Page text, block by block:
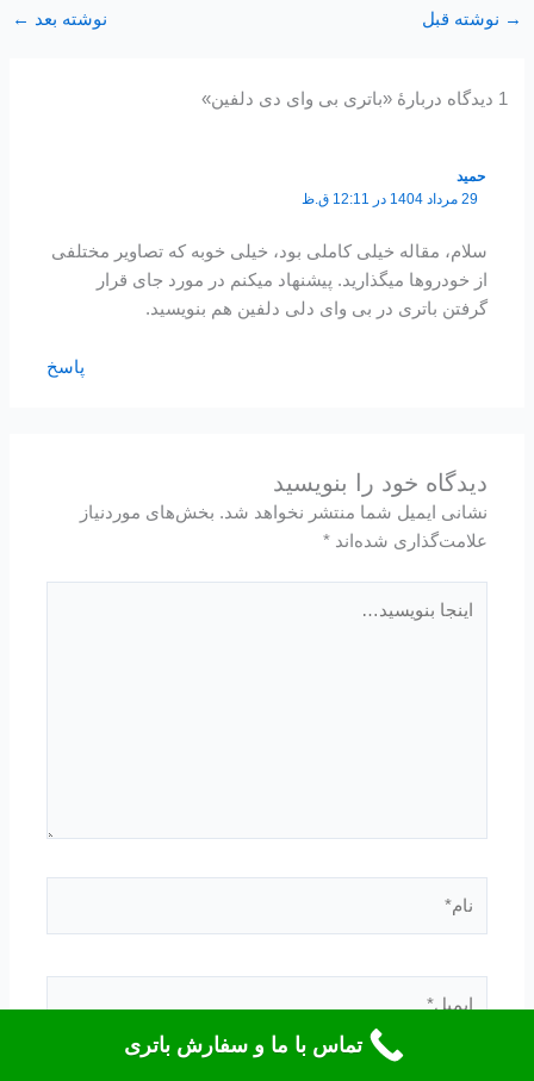
→ نوشته قبل نوشته بعد ←
1 دیدگاه دربارهٔ «باتری بی وای دی دلفین»
حمید
29 مرداد 1404 در 12:11 ق.ظ
سلام، مقاله خیلی کاملی بود، خیلی خوبه که تصاویر مختلفی
از خودروها میگذارید. پیشنهاد میکنم در مورد جای قرار
گرفتن باتری در بی وای دلی دلفین هم بنویسید.
پاسخ
دیدگاه‌ خود را بنویسید
نشانی ایمیل شما منتشر نخواهد شد. بخش‌های موردنیاز
علامت‌گذاری شده‌اند*
بنویسید…
تماس با ما و سفارش باتری